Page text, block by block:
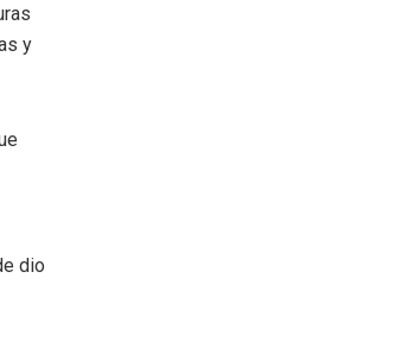
y
dio